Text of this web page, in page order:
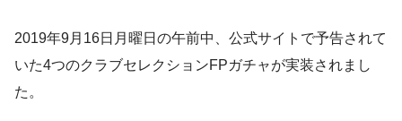
2019年9月16日月曜日の午前中、公式サイトで予告されて
いた4つのクラブセレクションFPガチャが実装されまし
た。